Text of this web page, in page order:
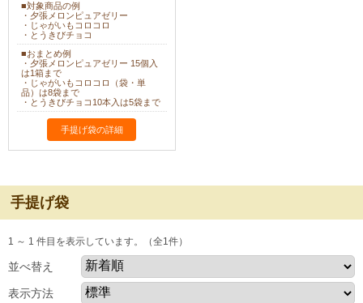
■対象商品の例
・夕張メロンピュアゼリー
・じゃがいもコロコロ
・とうきびチョコ
■おまとめ例
・夕張メロンピュアゼリー 15個入
は1箱まで
・じゃがいもコロコロ（袋・単
品）は8袋まで
・とうきびチョコ10本入は5袋まで
手提げ袋の詳細
手提げ袋
1 ～ 1 件目を表示しています。（全1件）
並べ替え
表示方法